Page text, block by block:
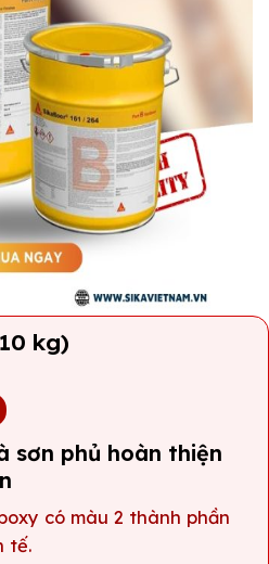
kg)
sơn phủ hoàn thiện
có màu 2 thành phần
tế.